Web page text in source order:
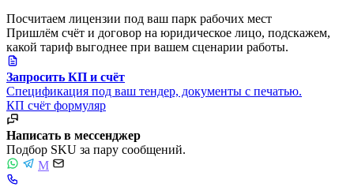
Посчитаем лицензии под ваш парк рабочих мест
Пришлём счёт и договор на юридическое лицо, подскажем,
какой тариф выгоднее при вашем сценарии работы.
Запросить КП и счёт
Спецификация под ваш тендер, документы с печатью.
КП счёт формуляр
Написать в мессенджер
Подбор SKU за пару сообщений.
M